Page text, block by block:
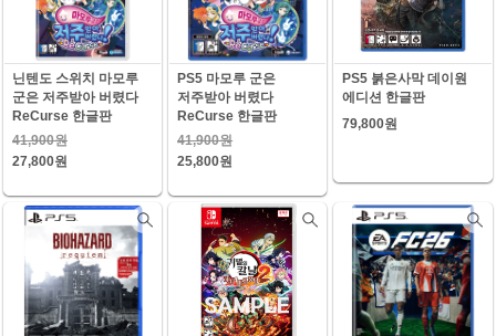
닌텐도 스위치 마모루
군은 저주받아 버렸다
ReCurse 한글판
41,900원
27,800원
PS5 마모루 군은
저주받아 버렸다
ReCurse 한글판
41,900원
25,800원
PS5 붉은사막 데이원
에디션 한글판
79,800원